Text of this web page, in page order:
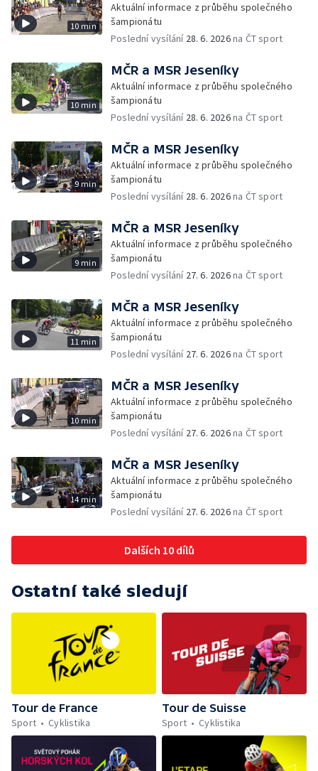
10 min
Aktuální informace z průběhu společného
šampionátu
Poslední vysílání 28. 6. 2026na ČT sport
10 min
MČR a MSR Jeseníky
Aktuální informace z průběhu společného
šampionátu
Poslední vysílání 28. 6. 2026na ČT sport
9 min
MČR a MSR Jeseníky
Aktuální informace z průběhu společného
šampionátu
Poslední vysílání 28. 6. 2026na ČT sport
9 min
MČR a MSR Jeseníky
Aktuální informace z průběhu společného
šampionátu
Poslední vysílání 27. 6. 2026na ČT sport
11 min
MČR a MSR Jeseníky
Aktuální informace z průběhu společného
šampionátu
Poslední vysílání 27. 6. 2026na ČT sport
10 min
MČR a MSR Jeseníky
Aktuální informace z průběhu společného
šampionátu
Poslední vysílání 27. 6. 2026na ČT sport
14 min
MČR a MSR Jeseníky
Aktuální informace z průběhu společného
šampionátu
Poslední vysílání 27. 6. 2026na ČT sport
Dalších 10 dílů
Ostatní také sledují
Tour de France
Sport
Cyklistika
Tour de Suisse
Sport
Cyklistika